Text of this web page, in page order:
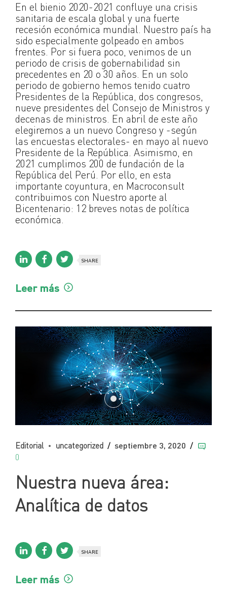
En el bienio 2020-2021 confluye una crisis
sanitaria de escala global y una fuerte
recesión económica mundial. Nuestro país ha
sido especialmente golpeado en ambos
frentes. Por si fuera poco, venimos de un
periodo de crisis de gobernabilidad sin
precedentes en 20 o 30 años. En un solo
periodo de gobierno hemos tenido cuatro
Presidentes de la República, dos congresos,
nueve presidentes del Consejo de Ministros y
decenas de ministros. En abril de este año
elegiremos a un nuevo Congreso y -según
las encuestas electorales- en mayo al nuevo
Presidente de la República. Asimismo, en
2021 cumplimos 200 de fundación de la
República del Perú. Por ello, en esta
importante coyuntura, en Macroconsult
contribuimos con Nuestro aporte al
Bicentenario: 12 breves notas de política
económica.
SHARE
Leer más
Editorial uncategorized septiembre 3, 2020
0
Nuestra nueva área:
Analítica de datos
SHARE
Leer más